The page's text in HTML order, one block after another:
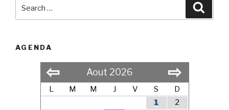
AGENDA
⇦ Aout 2026 ⇨
L M M J V S
D
1
2